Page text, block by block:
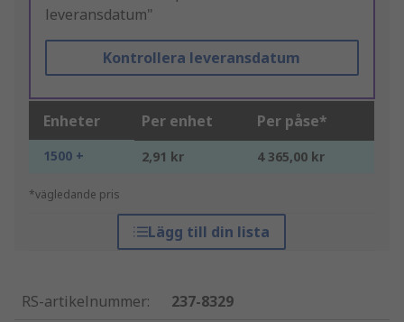
leveransdatum"
Kontrollera leveransdatum
Enheter Per enhet Per påse*
1500 + 2,91 kr 4 365,00 kr
*vägledande pris
Lägg till din lista
RS-artikelnummer:
237-8329